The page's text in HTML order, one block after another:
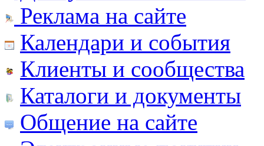
Реклама на сайте
Календари и события
Клиенты и сообщества
Каталоги и документы
Общение на сайте